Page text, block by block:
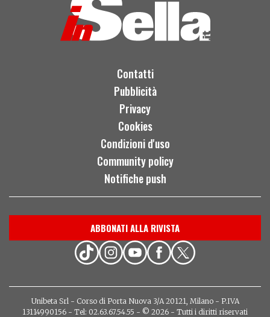
Contatti
Pubblicità
Privacy
Cookies
Condizioni d'uso
Community policy
Notifiche push
ABBONATI ALLA RIVISTA
Unibeta Srl - Corso di Porta Nuova 3/A 20121, Milano - P.IVA
13114990156 - Tel: 02.63.67.54.55 - © 2026 - Tutti i diritti riservati